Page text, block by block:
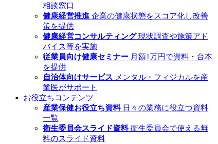
相談窓口
健康経営推進 企業の健康状態をスコア化し改善
策を提供
健康経営コンサルティング現状調査や施策アド
バイス等を実施
従業員向け健康セミナー 月額1万円で資料・台本
を提供
自治体向けサービス メンタル・フィジカルを産
業医がサポート
お役立ちコンテンツ
産業保健お役立ち資料日々の業務に役立つ資料
一覧
衛生委員会スライド資料衛生委員会で使える無
料のスライド資料